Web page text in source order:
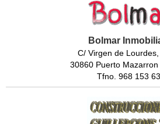
Bolmar
C/ Virgen de
30860 Puerto
Tfno. 968 153